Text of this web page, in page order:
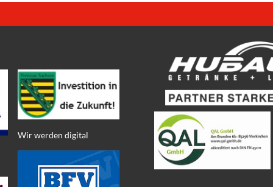
Wir werden digital